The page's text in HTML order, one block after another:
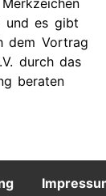
und es gibt
dem Vortrag
durch das
beraten